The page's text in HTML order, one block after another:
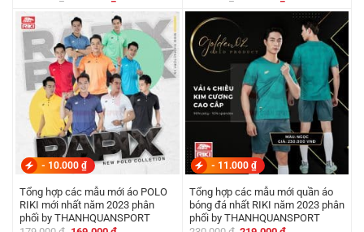
là:
249.000 ₫.
hiện
tại
là:
219.000 ₫.
là:
tại
159.000 ₫.
- 10.000 ₫
Tổng hợp các mẫu mới áo POLO
RIKI mới nhất năm 2023 phân
phối by THANHQUANSPORT
- 11.000 ₫
Tổng hợp các mẫu mới quần áo
bóng đá nhất RIKI năm 2023 phân
phối by THANHQUANSPORT